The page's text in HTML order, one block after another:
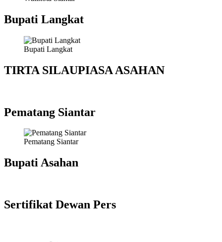
Bupati Langkat
Bupati Langkat
TIRTA SILAUPIASA ASAHAN
Pematang Siantar
Pematang Siantar
Bupati Asahan
Sertifikat Dewan Pers